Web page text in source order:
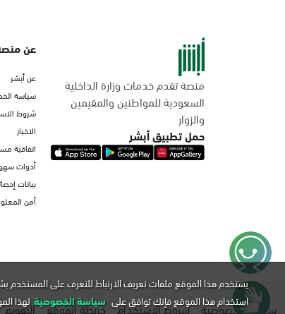
منصة تقدم خدمات وزارة الداخلية
السعودية للمواطنين والمقيمين
والزوار
حمل تطبيق أبشر
عن
عن أبشر
سياسة
شروط
الاخبار
اتفاقية
أدوات
بيانات
أمن
سياسة الخصوصية شروط الاستخدام خريطة الموقع التقويم
يستخدم هذا الموقع ملفات تعريف الارتباط للتعرف على
استخدام هذا الموقع فإنك توافق على سياسة الخصوصيةلهذا